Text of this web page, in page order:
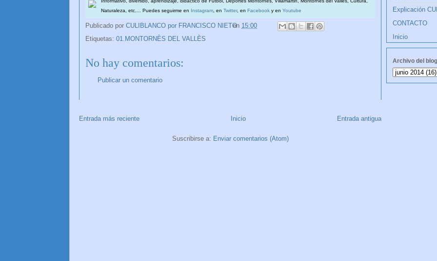
Naturaleza, etc.... Puedes seguirme en
Instagram, en Twitter, en Facebook y en Youtube
Publicado por CULIBLANCO por FRANCISCO NIETO
en 15:00
Etiquetas: 01.MONTORNÈS DEL VALLÈS
No hay comentarios:
Publicar un comentario
Entrada más reciente Entrada antigua
Inicio
Suscribirse a: Enviar comentarios (Atom)
Explicación
CONTACTO
Inicio
Archivo del blog